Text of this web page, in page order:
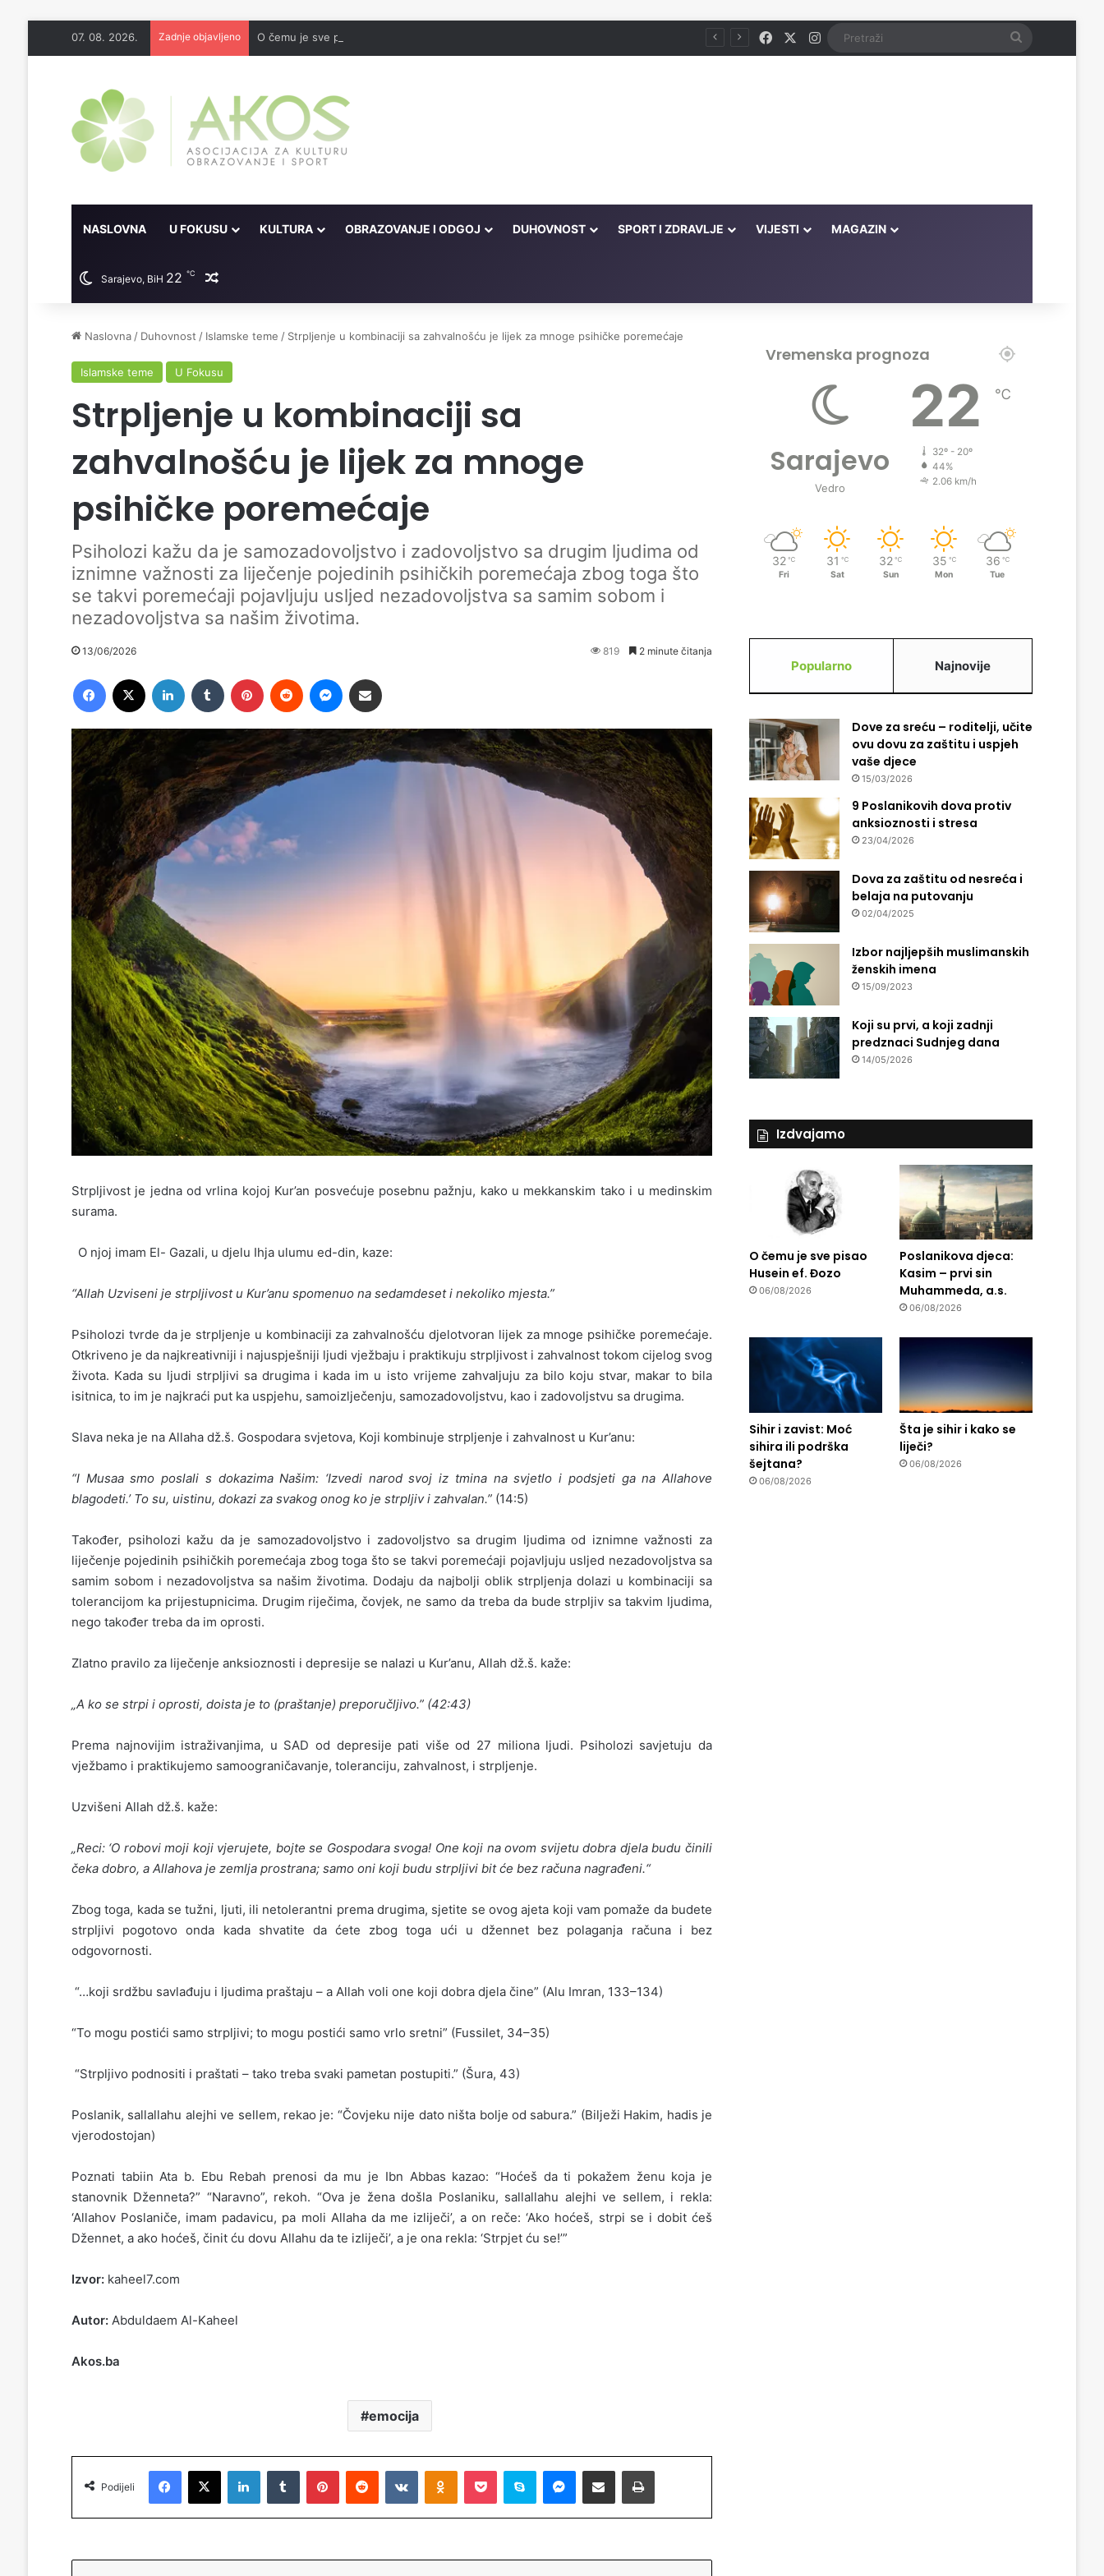
07. 08. 2026. Zadnje objavljeno O čemu je sve pisao Husein ef. Đozo FacebookInstagram Pretraži
NASLOVNA U FOKUSU KULTURA OBRAZOVANJE I ODGOJ DUHOVNOST SPORT I ZDRAVLJE VIJESTI MAGAZIN
Sarajevo, BiH 22 ℃ Random članak
Naslovna / Duhovnost / Islamske teme / Strpljenje u kombinaciji sa zahvalnošću je lijek za mnoge psihičke poremećaje
Islamske teme U Fokusu
Strpljenje u kombinaciji sa
zahvalnošću je lijek za mnoge
psihičke poremećaje
Psiholozi kažu da je samozadovoljstvo i zadovoljstvo sa drugim ljudima od
iznimne važnosti za liječenje pojedinih psihičkih poremećaja zbog toga što
se takvi poremećaji pojavljuju usljed nezadovoljstva sa samim sobom i
nezadovoljstva sa našim životima.
13/06/2026 819 2 minute čitanja
Strpljivost je jedna od vrlina kojoj Kur’an posvećuje posebnu pažnju, kako u mekkanskim tako i u medinskim
surama.
O njoj imam El- Gazali, u djelu Ihja ulumu ed-din, kaze:
“Allah Uzviseni je strpljivost u Kur’anu spomenuo na sedamdeset i nekoliko mjesta.”
Psiholozi tvrde da je strpljenje u kombinaciji za zahvalnošću djelotvoran lijek za mnoge psihičke poremećaje.
Otkriveno je da najkreativniji i najuspješniji ljudi vježbaju i praktikuju strpljivost i zahvalnost tokom cijelog svog
života. Kada su ljudi strpljivi sa drugima i kada im u isto vrijeme zahvaljuju za bilo koju stvar, makar to bila
isitnica, to im je najkraći put ka uspjehu, samoizlječenju, samozadovoljstvu, kao i zadovoljstvu sa drugima.
Slava neka je na Allaha dž.š. Gospodara svjetova, Koji kombinuje strpljenje i zahvalnost u Kur’anu:
“I Musaa smo poslali s dokazima Našim: ‘Izvedi narod svoj iz tmina na svjetlo i podsjeti ga na Allahove
blagodeti.’ To su, uistinu, dokazi za svakog onog ko je strpljiv i zahvalan.” (14:5)
Također, psiholozi kažu da je samozadovoljstvo i zadovoljstvo sa drugim ljudima od iznimne važnosti za
liječenje pojedinih psihičkih poremećaja zbog toga što se takvi poremećaji pojavljuju usljed nezadovoljstva sa
samim sobom i nezadovoljstva sa našim životima. Dodaju da najbolji oblik strpljenja dolazi u kombinaciji sa
tolerancijom ka prijestupnicima. Drugim riječima, čovjek, ne samo da treba da bude strpljiv sa takvim ljudima,
nego također treba da im oprosti.
Zlatno pravilo za liječenje anksioznosti i depresije se nalazi u Kur’anu, Allah dž.š. kaže:
„A ko se strpi i oprosti, doista je to (praštanje) preporučljivo.” (42:43)
Prema najnovijim istraživanjima, u SAD od depresije pati više od 27 miliona ljudi. Psiholozi savjetuju da
vježbamo i praktikujemo samoograničavanje, toleranciju, zahvalnost, i strpljenje.
Uzvišeni Allah dž.š. kaže:
„Reci: ‘O robovi moji koji vjerujete, bojte se Gospodara svoga! One koji na ovom svijetu dobra djela budu činili
čeka dobro, a Allahova je zemlja prostrana; samo oni koji budu strpljivi bit će bez računa nagrađeni.“
Zbog toga, kada se tužni, ljuti, ili netolerantni prema drugima, sjetite se ovog ajeta koji vam pomaže da budete
strpljivi pogotovo onda kada shvatite da ćete zbog toga ući u džennet bez polaganja računa i bez
odgovornosti.
“…koji srdžbu savlađuju i ljudima praštaju – a Allah voli one koji dobra djela čine” (Alu Imran, 133–134)
“To mogu postići samo strpljivi; to mogu postići samo vrlo sretni” (Fussilet, 34–35)
“Strpljivo podnositi i praštati – tako treba svaki pametan postupiti.” (Šura, 43)
Poslanik, sallallahu alejhi ve sellem, rekao je: “Čovjeku nije dato ništa bolje od sabura.” (Bilježi Hakim, hadis je
vjerodostojan)
Poznati tabiin Ata b. Ebu Rebah prenosi da mu je Ibn Abbas kazao: “Hoćeš da ti pokažem ženu koja je
stanovnik Dženneta?” “Naravno”, rekoh. “Ova je žena došla Poslaniku, sallallahu alejhi ve sellem, i rekla:
‘Allahov Poslaniče, imam padavicu, pa moli Allaha da me izliječi’, a on reče: ‘Ako hoćeš, strpi se i dobit ćeš
Džennet, a ako hoćeš, činit ću dovu Allahu da te izliječi’, a je ona rekla: ‘Strpjet ću se!’”
Izvor:kaheel7.com
Autor:Abduldaem Al-Kaheel
Akos.ba
emocija
Podijeli
Facebook X LinkedIn Tumblr Pinterest Reddit VKontakte Odnoklassniki Pocket Skype Messenger Podijeli putem Emaila Printaj
Vremenska prognoza
Sarajevo
Vedro
22 ℃
32º - 20º
44%
2.06 km/h
32 ℃
Fri
31 ℃
Sat
32 ℃
Sun
35 ℃
Mon
36 ℃
Tue
Popularno Najnovije
Dove za sreću – roditelji, učite
ovu dovu za zaštitu i uspjeh
vaše djece
15/03/2026
9 Poslanikovih dova protiv
anksioznosti i stresa
23/04/2026
Dova za zaštitu od nesreća i
belaja na putovanju
02/04/2025
Izbor najljepših muslimanskih
ženskih imena
15/09/2023
Koji su prvi, a koji zadnji
predznaci Sudnjeg dana
14/05/2026
Izdvajamo
O čemu je sve pisao
Husein ef. Đozo
06/08/2026
Poslanikova djeca:
Kasim – prvi sin
Muhammeda, a.s.
06/08/2026
Sihir i zavist: Moć
sihira ili podrška
šejtana?
06/08/2026
Šta je sihir i kako se
liječi?
06/08/2026